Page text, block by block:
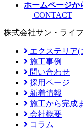
ホームページか
CONTACT
株式会社サン・ライフ
エクステリア(
施工事例
問い合わせ
採用ページ
新着情報
施工から完成
会社概要
コラム